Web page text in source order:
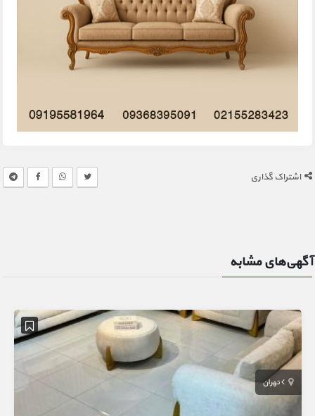
اشتراک گذاری
آگهی‌های مشابه
تهران